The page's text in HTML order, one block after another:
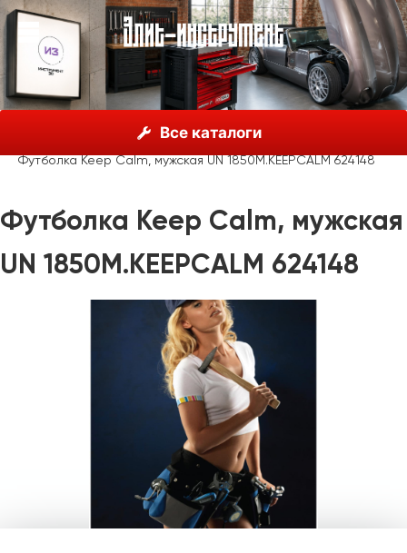
Все каталоги
Unior, Словения
Рекламные материалы
Одежда
Футболка Keep Calm, мужская UN 1850M.KEEPCALM 624148
Футболка Keep Calm, мужская
UN 1850M.KEEPCALM 624148